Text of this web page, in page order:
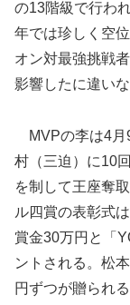
の13階級で行わ
年では珍しく空
オン対最強挑戦
影響したに違いな
MVPの李は4月
村（三迫）に10
を制して王座奪
ル四賞の表彰式
賞金30万円と「
ントされる。松
円ずつが贈られる